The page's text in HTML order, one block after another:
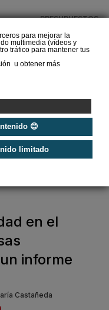
para mejorar la
multimedia (vídeos y
tráfico para mantener tus
u obtener más
😊
limitado
PRESUPUESTOS
3)
en el
informe
Castañeda